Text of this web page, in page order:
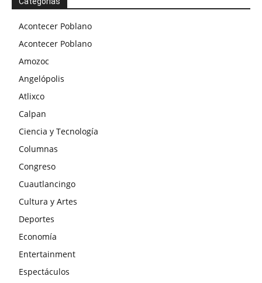
Acontecer Poblano
Acontecer Poblano
Amozoc
Angelópolis
Atlixco
Calpan
Ciencia y Tecnología
Columnas
Congreso
Cuautlancingo
Cultura y Artes
Deportes
Economía
Entertainment
Espectáculos